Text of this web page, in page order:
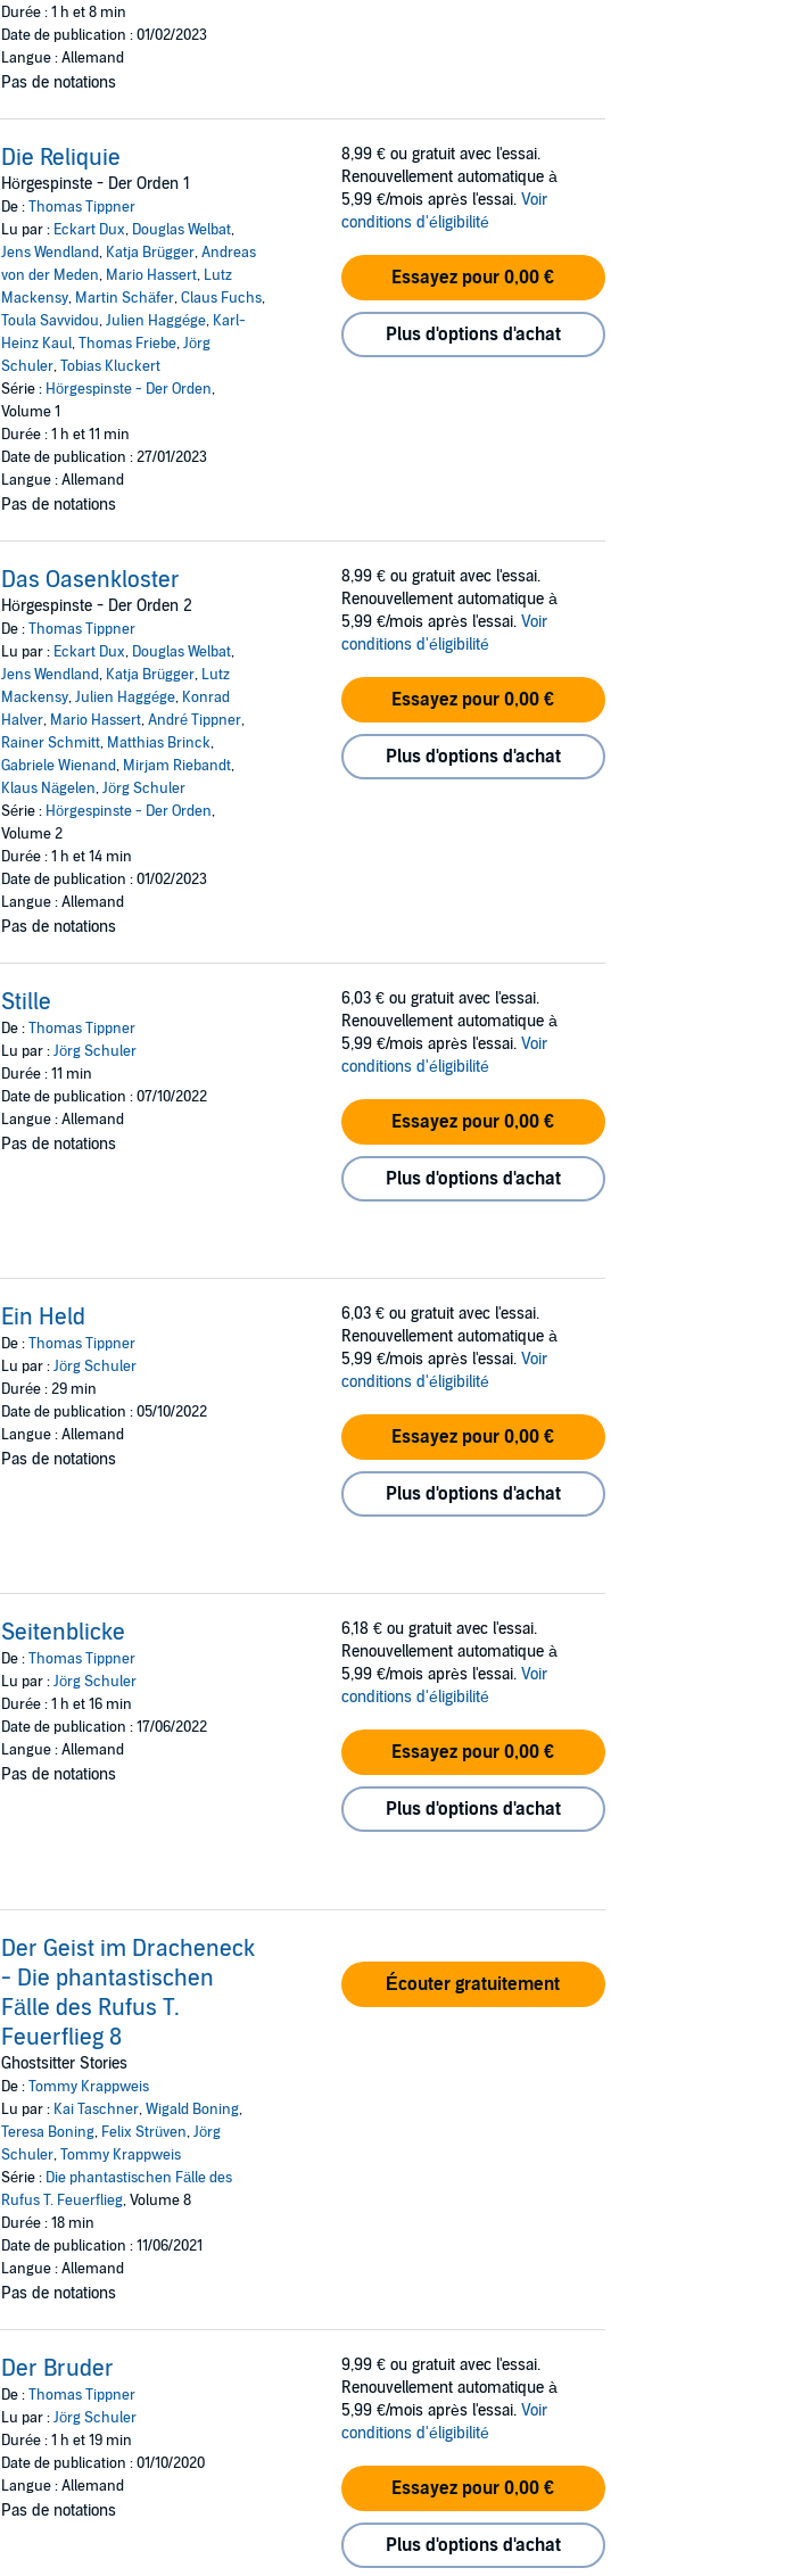
Durée : 1 h et 8 min
Date de publication : 01/02/2023
Langue : Allemand
Pas de notations
Die Reliquie
Hörgespinste - Der Orden 1
De :Thomas Tippner
Lu par : Eckart Dux, Douglas Welbat,
Jens Wendland, Katja Brügger,Andreas
von der Meden, Mario Hassert, Lutz
Mackensy, Martin Schäfer,Claus Fuchs,
Toula Savvidou,Julien Haggége, Karl-
Heinz Kaul,Thomas Friebe,Jörg
Schuler,Tobias Kluckert
Série : Hörgespinste - Der Orden,
Volume 1
Durée : 1 h et 11 min
Date de publication : 27/01/2023
Langue : Allemand
Pas de notations
8,99 € ou gratuit avec l'essai.
Renouvellement automatique à
5,99 €/mois après l'essai. Voir
conditions d'éligibilité
Essayez pour 0,00 €
Plus d'options d'achat
Das Oasenkloster
Hörgespinste - Der Orden 2
De :Thomas Tippner
Lu par : Eckart Dux, Douglas Welbat,
Jens Wendland, Katja Brügger, Lutz
Mackensy,Julien Haggége, Konrad
Halver, Mario Hassert,André Tippner,
Rainer Schmitt, Matthias Brinck,
Gabriele Wienand, Mirjam Riebandt,
Klaus Nägelen,Jörg Schuler
Série : Hörgespinste - Der Orden,
Volume 2
Durée : 1 h et 14 min
Date de publication : 01/02/2023
Langue : Allemand
Pas de notations
8,99 € ou gratuit avec l'essai.
Renouvellement automatique à
5,99 €/mois après l'essai. Voir
conditions d'éligibilité
Essayez pour 0,00 €
Plus d'options d'achat
Stille
De :Thomas Tippner
Lu par :Jörg Schuler
Durée : 11 min
Date de publication : 07/10/2022
Langue : Allemand
Pas de notations
6,03 € ou gratuit avec l'essai.
Renouvellement automatique à
5,99 €/mois après l'essai. Voir
conditions d'éligibilité
Essayez pour 0,00 €
Plus d'options d'achat
Ein Held
De :Thomas Tippner
Lu par :Jörg Schuler
Durée : 29 min
Date de publication : 05/10/2022
Langue : Allemand
Pas de notations
6,03 € ou gratuit avec l'essai.
Renouvellement automatique à
5,99 €/mois après l'essai. Voir
conditions d'éligibilité
Essayez pour 0,00 €
Plus d'options d'achat
Seitenblicke
De :Thomas Tippner
Lu par :Jörg Schuler
Durée : 1 h et 16 min
Date de publication : 17/06/2022
Langue : Allemand
Pas de notations
6,18 € ou gratuit avec l'essai.
Renouvellement automatique à
5,99 €/mois après l'essai. Voir
conditions d'éligibilité
Essayez pour 0,00 €
Plus d'options d'achat
Der Geist im Dracheneck
- Die phantastischen
Fälle des Rufus T.
Feuerflieg 8
Ghostsitter Stories
De :Tommy Krappweis
Lu par : Kai Taschner,Wigald Boning,
Teresa Boning, Felix Strüven,Jörg
Schuler,Tommy Krappweis
Série : Die phantastischen Fälle des
Rufus T. Feuerflieg, Volume 8
Durée : 18 min
Date de publication : 11/06/2021
Langue : Allemand
Pas de notations
Écouter gratuitement
Der Bruder
De :Thomas Tippner
Lu par :Jörg Schuler
Durée : 1 h et 19 min
Date de publication : 01/10/2020
Langue : Allemand
Pas de notations
9,99 € ou gratuit avec l'essai.
Renouvellement automatique à
5,99 €/mois après l'essai. Voir
conditions d'éligibilité
Essayez pour 0,00 €
Plus d'options d'achat